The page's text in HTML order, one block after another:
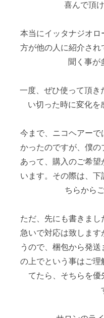
喜んで頂
本当にイッタナジオロ
方が他の人に紹介され
聞く事が
一度、ぜひ使って頂き
い切った時に変化を
今まで、ニコヘアー
かったのですが、僕
あって、購入のご希
います。その際は、
ちらから
ただ、先にも書きま
急いで対応は致しま
うので、梱包から発
の上でという事はご理
てたら、そちらを優